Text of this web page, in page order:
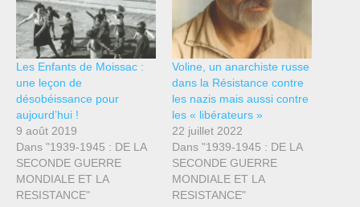
Les Enfants de Moissac :
une leçon de
désobéissance pour
aujourd’hui !
9 août 2019
Dans "1939-1945 : DE LA
SECONDE GUERRE
MONDIALE ET LA
RESISTANCE"
Voline, un anarchiste russe
dans la Résistance contre
les nazis mais aussi contre
les « libérateurs »
22 juillet 2022
Dans "1939-1945 : DE LA
SECONDE GUERRE
MONDIALE ET LA
RESISTANCE"